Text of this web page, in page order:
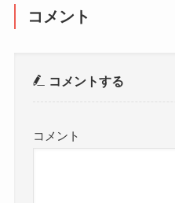
コメント
コメントする
コメント